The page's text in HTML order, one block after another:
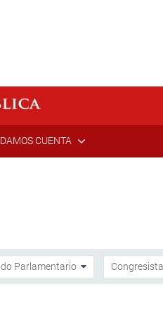
DAMOS CUENTA